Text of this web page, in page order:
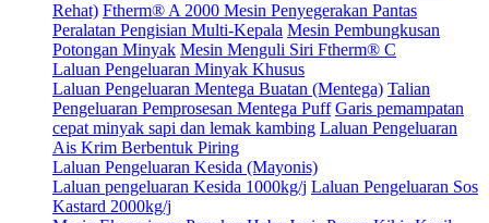
Rehat) Ftherm® A 2000 Mesin Penyegerakan Pantas
Peralatan Pengisian Multi-Kepala Mesin Pembungkusan
Potongan Minyak Mesin Menguli Siri Ftherm® C
Laluan Pengeluaran Minyak Khusus
Laluan Pengeluaran Mentega Buatan (Mentega) Talian
Pengeluaran Pemprosesan Mentega Puff Garis pemampatan
cepat minyak sapi dan lemak kambing Laluan Pengeluaran
Ais Krim Berbentuk Piring
Laluan Pengeluaran Kesida (Mayonis)
Laluan pengeluaran Kesida 1000kg/j Laluan Pengeluaran Sos
Kastard 2000kg/j